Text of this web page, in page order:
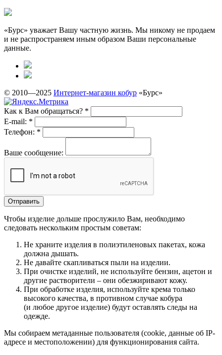
«Бурс» уважает Вашу частную жизнь. Мы никому не продаем
и не распространяем иным образом Ваши персональные
данные.
© 2010—2025 Интернет-магазин кобур «Бурс»
Как к Вам обращаться? *
E-mail: *
Телефон: *
Ваше сообщение:
Чтобы изделие дольше прослужило Вам, необходимо
следовать нескольким простым советам:
Не храните изделия в полиэтиленовых пакетах, кожа
должна дышать.
Не давайте скапливаться пыли на изделии.
При очистке изделий, не используйте бензин, ацетон и
другие растворители – они обезжиривают кожу.
При обработке изделия, используйте крема только
высокого качества, в противном случае кобура
(и любое другое изделие) будут оставлять следы на
одежде.
Мы собираем метаданные пользователя (cookie, данные об IP-
адресе и местоположении) для функционирования сайта.